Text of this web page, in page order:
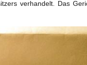
verhandelt. Das